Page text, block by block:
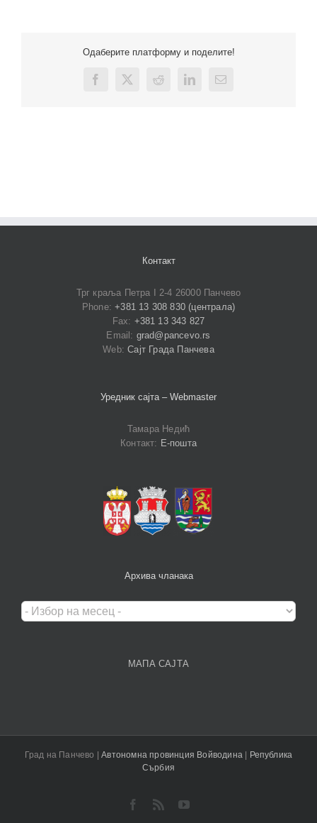
Одаберите платформу и поделите!
Facebook
X Reddit LinkedInEmail
Контакт
Трг краља Петра I 2-4 26000 Панчево
Phone:+381 13 308 830 (централа)
Fax: +381 13 343 827
Email: grad@pancevo.rs
Web:Сајт Града Панчева
Уредник сајта – Webmaster
Тамара Недић
Контакт: Е-пошта
Архива чланака
Архива
чланака
МАПА САЈТА
Град на Панчево |Автономна провинция Войводина
Република
Сърбия
Facebook
Rss YouTube